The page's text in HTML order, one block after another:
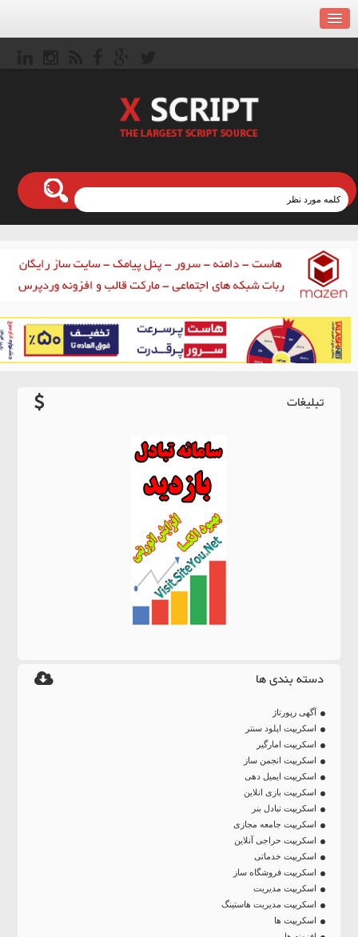
تبلیغات
دسته بندی ها
آگهی رپورتاژ
اسکریپت اپلود سنتر
اسکریپت امارگیر
اسکریپت انجمن ساز
اسکریپت ایمیل دهی
اسکریپت بازی انلاین
اسکریپت تبادل بنر
اسکریپت جامعه مجازی
اسکریپت حراجی آنلاین
اسکریپت خدماتی
اسکریپت فروشگاه ساز
اسکریپت مدیریت
اسکریپت مدیریت هاستینگ
اسکریپت ها